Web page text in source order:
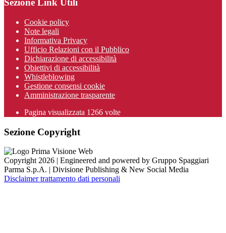
Sezione Link Utili
Cookie policy
Note legali
Informativa Privacy
Ufficio Relazioni con il Pubblico
Dichiarazione di accessibilità
Obiettivi di accessibilità
Whistleblowing
Gestione consensi cookie
Amministrazione trasparente
Pagina visualizzata 1266 volte
Sezione Copyright
Copyright 2026 | Engineered and powered by Gruppo Spaggiari
Parma S.p.A. | Divisione Publishing & New Social Media
Disclaimer trattamento dati personali